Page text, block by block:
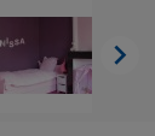
